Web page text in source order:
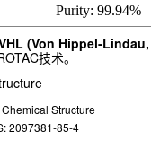
Purity: 99.94%
(Von Hippel-
技术。
Structure
2097381-85-4